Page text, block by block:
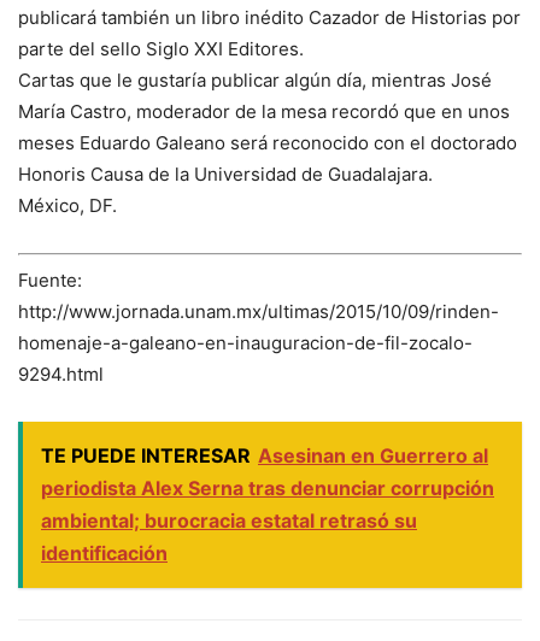
publicará también un libro inédito Cazador de Historias por
parte del sello Siglo XXI Editores.
Cartas que le gustaría publicar algún día, mientras José
María Castro, moderador de la mesa recordó que en unos
meses Eduardo Galeano será reconocido con el doctorado
Honoris Causa de la Universidad de Guadalajara.
México, DF.
Fuente:
http://www.jornada.unam.mx/ultimas/2015/10/09/rinden-
homenaje-a-galeano-en-inauguracion-de-fil-zocalo-
9294.html
TE PUEDE INTERESAR Asesinan en Guerrero al
periodista Alex Serna tras denunciar corrupción
ambiental; burocracia estatal retrasó su
identificación